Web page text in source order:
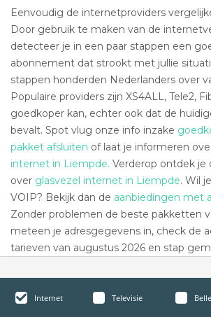
Eenvoudig de internetproviders
Door gebruik te maken van de
detecteer je in een paar stappen een
abonnement dat strookt met jullie
stappen honderden Nederlanders over
Populaire providers zijn XS4ALL, Tele2,
goedkoper kan, echter ook dat de
bevalt. Spot vlug onze info inzake
pakket afsluiten of laat je informeren
internet in Liempde. Verderop ontdek je
over glasvezel internet in Liempde. Wil
VOIP? Bekijk dan de aanbiedingen met
Zonder problemen de beste pakketten
meteen je adresgegevens in, check de
tarieven van augustus 2026 en stap
Internet Televisie